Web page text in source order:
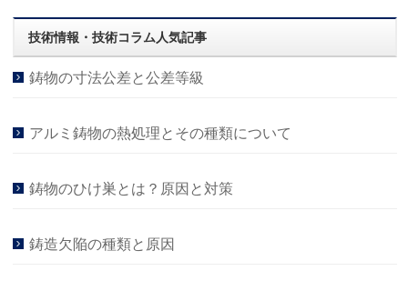
技術情報・技術コラム人気記事
鋳物の寸法公差と公差等級
アルミ鋳物の熱処理とその種類について
鋳物のひけ巣とは？原因と対策
鋳造欠陥の種類と原因